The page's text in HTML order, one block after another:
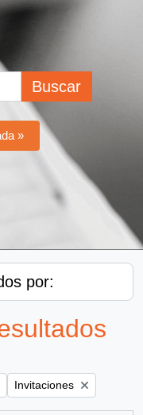
Buscar
»
por:
Remove filter:
Invitaciones